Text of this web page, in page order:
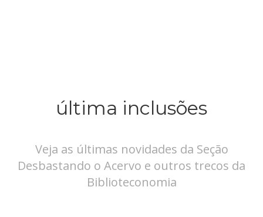
última inclusões
Veja as últimas novidades da Seção
Desbastando o Acervo e outros trecos da
Biblioteconomia